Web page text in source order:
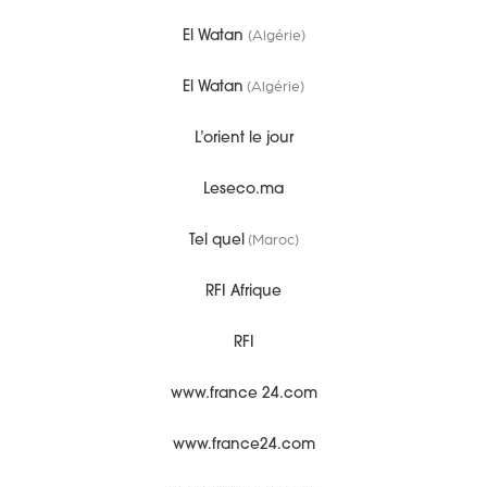
El Watan (Algérie)
El Watan (Algérie)
L’orient le jour
Leseco.ma
Tel quel(Maroc)
RFI Afrique
RFI
www.france 24.com
www.france24.com